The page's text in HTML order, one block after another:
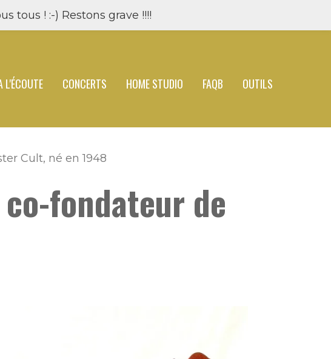
tous ! :-) Restons grave !!!!
L'ÉCOUTE CONCERTS HOME STUDIO FAQB
OUTILS
Cult, né en 1948
fondateur de